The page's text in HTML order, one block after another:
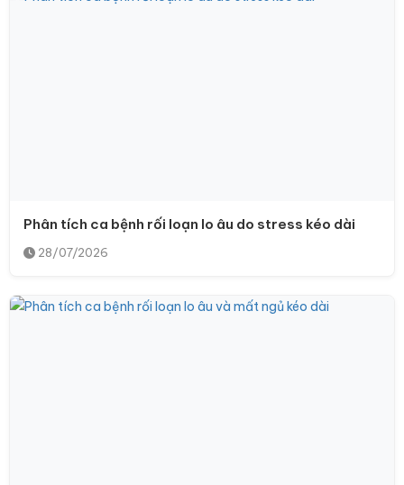
Phân tích ca bệnh rối loạn lo âu do stress kéo dài
28/07/2026